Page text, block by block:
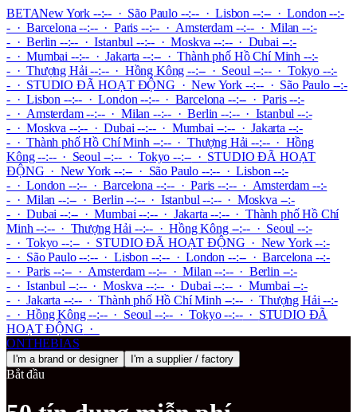
BETANew York --:-- · São Paulo --:-- · Lisbon --:-- · London --:-
- · Barcelona --:-- · Paris --:-- · Amsterdam --:-- · Milan --:-
- · Berlin --:-- · Istanbul --:-- · Moskva --:-- · Dubai --:-
- · Mumbai --:-- · Jakarta --:-- · Thành phố Hồ Chí Minh --:-
- · Thượng Hải --:-- · Hồng Kông --:-- · Seoul --:-- · Tokyo --:-
-· STUDIO ĐÃ HOẠT ĐỘNG ·New York --:-- · São Paulo --:-
- · Lisbon --:-- · London --:-- · Barcelona --:-- · Paris --:-
- · Amsterdam --:-- · Milan --:-- · Berlin --:-- · Istanbul --:-
- · Moskva --:-- · Dubai --:-- · Mumbai --:-- · Jakarta --:-
- · Thành phố Hồ Chí Minh --:-- · Thượng Hải --:-- · Hồng
Kông --:-- · Seoul --:-- · Tokyo --:-- · STUDIO ĐÃ HOẠT
ĐỘNG · New York --:-- · São Paulo --:-- · Lisbon --:-
- · London --:-- · Barcelona --:-- · Paris --:-- · Amsterdam --:-
- · Milan --:-- · Berlin --:-- · Istanbul --:-- · Moskva --:-
- · Dubai --:-- · Mumbai --:-- · Jakarta --:-- · Thành phố Hồ Chí
Minh --:-- · Thượng Hải --:-- · Hồng Kông --:-- · Seoul --:-
- · Tokyo --:-- · STUDIO ĐÃ HOẠT ĐỘNG · New York --:-
- · São Paulo --:-- · Lisbon --:-- · London --:-- · Barcelona --:-
- · Paris --:-- · Amsterdam --:-- · Milan --:-- · Berlin --:-
- · Istanbul --:-- · Moskva --:-- · Dubai --:-- · Mumbai --:-
- · Jakarta --:-- · Thành phố Hồ Chí Minh --:-- · Thượng Hải --:-
- · Hồng Kông --:-- · Seoul --:-- · Tokyo --:--· STUDIO ĐÃ
HOẠT ĐỘNG ·
ONTHEBIAS
I'm a brand or designer I'm a supplier / factory
Bắt đầu